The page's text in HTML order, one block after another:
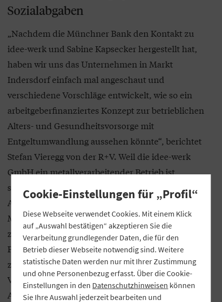
Sozialabgaben
„Nachdem die Münchner Bank den Kontakt zu
idee-werk und Sabine Kapsecker hergestellt hat,
haben wir uns das Unternehmen in Markt
Indersdorf einfach mal angeschaut und
verschiedene Vorschläge entwickelt, wie so ein
arbeitgeberfinanziertes Konzept zur betrieblichen
Alters- und Gesundheitsvorsorge mit
Entgeltumwandlung aussehen könnte“, berichtet
Stefan Vieregg von der R+V. Weil die idee-werk
GmbH ein metallverarbeitender Betrieb ist,
schlugen Vieregg und Ghaznawy eine betriebliche
Altersversorgung (bAV) über das Versorgungswerk
MetallRente vor, mit dem die R+V
zusammenarbeitet. Die idee-werk GmbH zahlt vier
Prozent des Bruttogehalts des Arbeitnehmers als
zusätzliche Arbeitgeberleistung in das
Versorgungswerk ein, darüber hinaus können
Arbeitnehmer über die Entgeltumwandlung
Cookie-Einstellungen für „Profil“
Diese Webseite verwendet Cookies. Mit einem Klick
auf „Auswahl bestätigen“ akzeptieren Sie die
Verarbeitung grundlegender Daten, die für den
Betrieb dieser Webseite notwendig sind. Weitere
statistische Daten werden nur mit Ihrer Zustimmung
und ohne Personenbezug erfasst. Über die Cookie-
Einstellungen in den Datenschutzhinweisen können
Sie Ihre Auswahl jederzeit bearbeiten und